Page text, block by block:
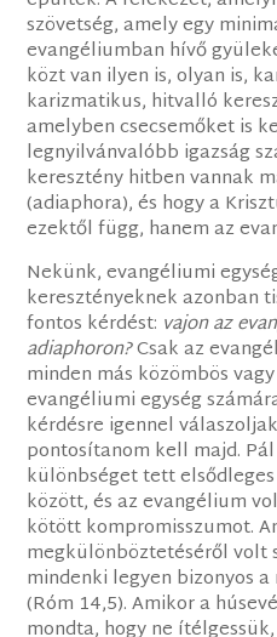
szövetség, amely egy
evangéliumban hívő
közt van ilyen is, olyan is,
karizmatikus, hitvalló
amelyben csecsemőket is
legnyilvánvalóbb igazság
keresztény hitben vannak
(adiaphora), és hogy a
ezektől függ, hanem az
Nekünk, evangéliumi
keresztényeknek azonban
fontos kérdést: vajon az
adiaphoron?Csak az
minden más közömbös
evangéliumi egység
kérdésre igennel
pontosítanom kell majd.
különbséget tett
között, és az evangélium
kötött kompromisszumot.
megkülönböztetéséről volt
mindenki legyen bizonyos
(Róm 14,5). Amikor a